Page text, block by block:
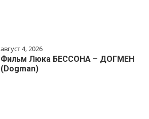
август 4, 2026
Фильм Люка БЕССОНА – ДОГМЕН
(Dogman)